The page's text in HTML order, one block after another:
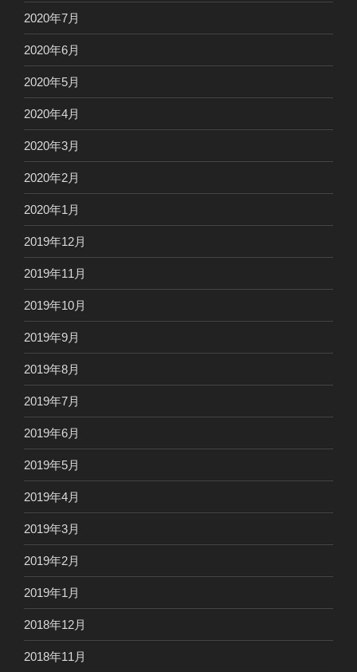
2020年7月
2020年6月
2020年5月
2020年4月
2020年3月
2020年2月
2020年1月
2019年12月
2019年11月
2019年10月
2019年9月
2019年8月
2019年7月
2019年6月
2019年5月
2019年4月
2019年3月
2019年2月
2019年1月
2018年12月
2018年11月